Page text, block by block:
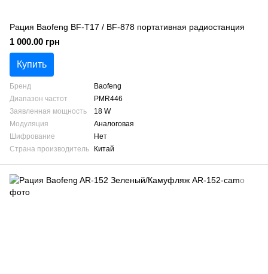
Рация Baofeng BF-T17 / BF-878 портативная радиостанция
1 000.00 грн
Купить
Бренд
Baofeng
Диапазон частот
PMR446
Заявленная мощность
18 W
Модуляция
Аналоговая
Шифрование
Нет
Страна производитель
Китай